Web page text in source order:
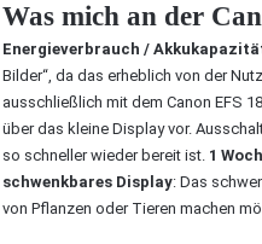
Was mich an der
Energieverbrauch /
Bilder“, da das erheblich von der
ausschließlich mit dem Canon EFS
über das kleine Display vor.
so schneller wieder bereit ist. 1
schwenkbares Display: Das
von Pflanzen oder Tieren machen